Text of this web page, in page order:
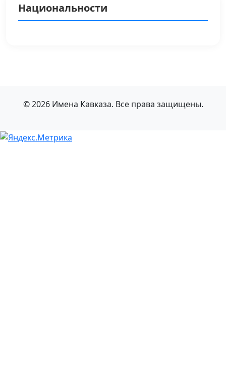
Национальности
© 2026 Имена Кавказа. Все права защищены.